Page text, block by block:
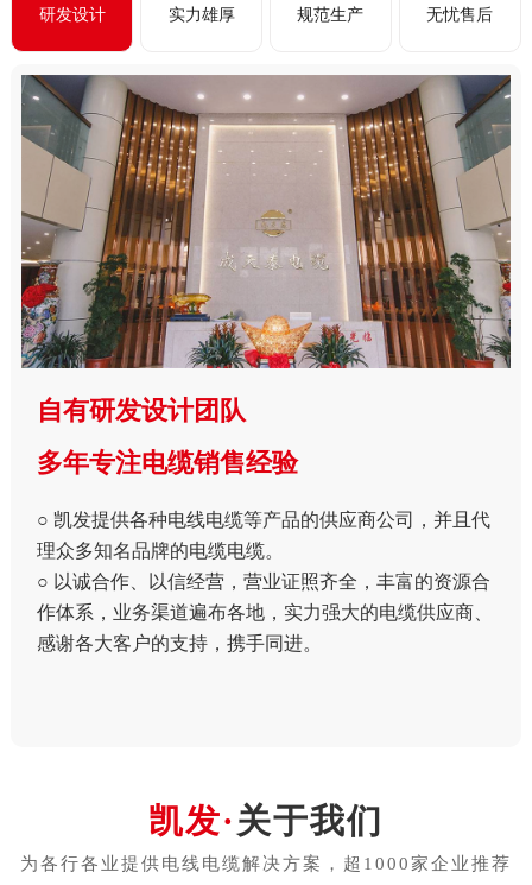
研发设计 实力雄厚 规范生产 无忧售后
自有研发设计团队
多年专注电缆销售经验
○ 凯发提供各种电线电缆等产品的供应商公司，并且代
理众多知名品牌的电缆电缆。
○ 以诚合作、以信经营，营业证照齐全，丰富的资源合
作体系，业务渠道遍布各地，实力强大的电缆供应商、
感谢各大客户的支持，携手同进。
关于我们